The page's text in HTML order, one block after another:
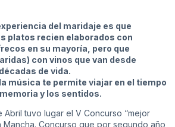
del maridaje es que
platos recien elaborados con
en su mayoría, pero que
con vinos que van desde
de vida.
música te permite viajar en el tiempo
y los sentidos.
Abril tuvo lugar el V Concurso “mejor
Mancha. Concurso que por segundo año